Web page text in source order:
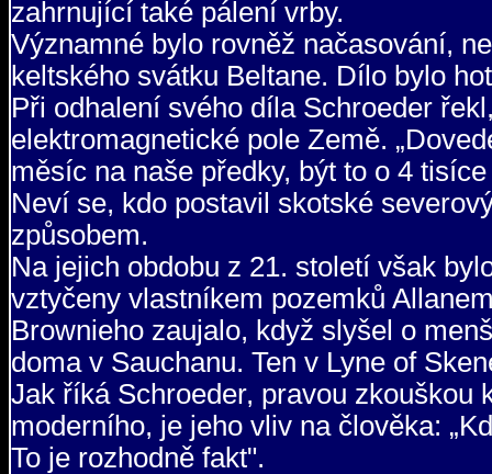
zahrnující také pálení vrby.
Významné bylo rovněž načasování,
keltského svátku Beltane. Dílo bylo
Při odhalení svého díla Schroeder
elektromagnetické pole Země.
měsíc na naše předky, být to o 4
Neví se, kdo postavil skotské
způsobem.
Na jejich obdobu z 21. století však
vztyčeny vlastníkem pozemků
Brownieho zaujalo, když slyšel o
doma v Sauchanu. Ten v Lyne of
Jak říká Schroeder, pravou zkouškou
moderního, je jeho vliv na člověka:
To je rozhodně fakt".